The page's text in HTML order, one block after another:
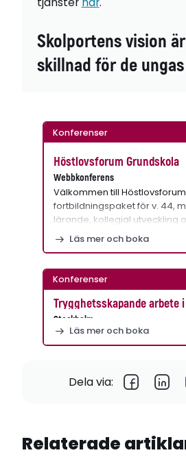
Skolportens vision
skillnad för de
Konferenser
Höstlovsforum Grundskola
Webbkonferens
Välkommen till
fortbildningspaket för v. 44,
lärande, kollegial utveckling
Läs mer och boka
Konferenser
Trygghetsskapande arbete
Stockholm
Läs mer och boka
Dela via:
Relaterade